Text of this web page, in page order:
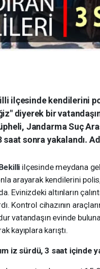
ilçesinde kendilerini
diyerek bir
Jandarma Suç
sonra yakalandı.
ilçesinde meydana
arayarak kendilerini
Evinizdeki altınların
Kontrol cihazının
vatandaşın evinde
kayıplara karıştı.
iz sürdü, 3 saat içinde